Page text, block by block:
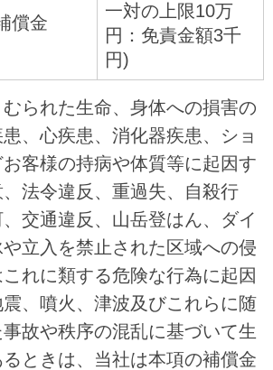
償金
一対の上限10万
円：免責金額3千
円)
られた生命、身体への損害の
、心疾患、消化器疾患、ショ
客様の持病や体質等に起因す
法令違反、重過失、自殺行
交通違反、山岳登はん、ダイ
立入を禁止された区域への侵
れに類する危険な行為に起因
、噴火、津波及びこれらに随
故や秩序の混乱に基づいて生
るときは、当社は本項の補償金